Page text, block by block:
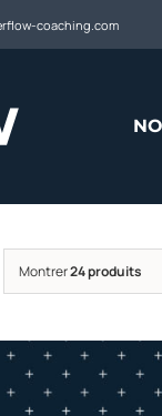
coaching.com
Montrer24 produits